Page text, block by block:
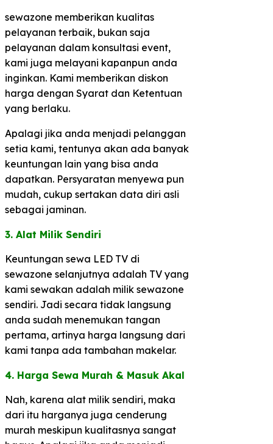
sewazone memberikan kualitas
pelayanan terbaik, bukan saja
pelayanan dalam konsultasi event,
kami juga melayani kapanpun anda
inginkan. Kami memberikan diskon
harga dengan Syarat dan Ketentuan
yang berlaku.
Apalagi jika anda menjadi pelanggan
setia kami, tentunya akan ada banyak
keuntungan lain yang bisa anda
dapatkan. Persyaratan menyewa pun
mudah, cukup sertakan data diri asli
sebagai jaminan.
3. Alat Milik Sendiri​
Keuntungan sewa LED TV di
sewazone selanjutnya adalah TV yang
kami sewakan adalah milik sewazone
sendiri. Jadi secara tidak langsung
anda sudah menemukan tangan
pertama, artinya harga langsung dari
kami tanpa ada tambahan makelar.
​4. Harga Sewa Murah & Masuk Akal​
Nah, karena alat milik sendiri, maka
dari itu harganya juga cenderung
murah meskipun kualitasnya sangat